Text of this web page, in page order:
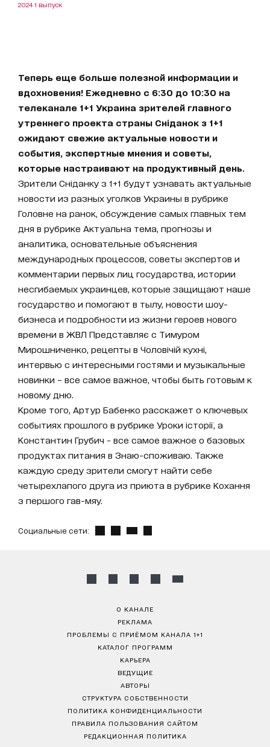
2024 1 выпуск
Теперь еще больше полезной информации и
вдохновения! Ежедневно с 6:30 до 10:30 на
телеканале 1+1 Украина зрителей главного
утреннего проекта страны Сніданок з 1+1
ожидают свежие актуальные новости и
события, экспертные мнения и советы,
которые настраивают на продуктивный день.
Зрители Сніданку з 1+1 будут узнавать актуальные
новости из разных уголков Украины в рубрике
Головне на ранок, обсуждение самых главных тем
дня в рубрике Актуальна тема, прогнозы и
аналитика, основательные объяснения
международных процессов, советы экспертов и
комментарии первых лиц государства, истории
несгибаемых украинцев, которые защищают наше
государство и помогают в тылу, новости шоу-
бизнеса и подробности из жизни героев нового
времени в ЖВЛ Представляє с Тимуром
Мирошниченко, рецепты в Чоловічій кухні,
интервью с интересными гостями и музыкальные
новинки – все самое важное, чтобы быть готовым к
новому дню.
Кроме того, Артур Бабенко расскажет о ключевых
событиях прошлого в рубрике Уроки історії, а
Константин Грубич - все самое важное о базовых
продуктах питания в Знаю-споживаю. Также
каждую среду зрители смогут найти себе
четырехлапого друга из приюта в рубрике Кохання
з першого гав-мяу.
Социальные сети:
О КАНАЛЕ
РЕКЛАМА
ПРОБЛЕМЫ С ПРИЁМОМ КАНАЛА 1+1
КАТАЛОГ ПРОГРАММ
КАРЬЕРА
ВЕДУЩИЕ
АВТОРЫ
СТРУКТУРА СОБСТВЕННОСТИ
ПОЛИТИКА КОНФИДЕНЦИАЛЬНОСТИ
ПРАВИЛА ПОЛЬЗОВАНИЯ САЙТОМ
РЕДАКЦИОННАЯ ПОЛИТИКА